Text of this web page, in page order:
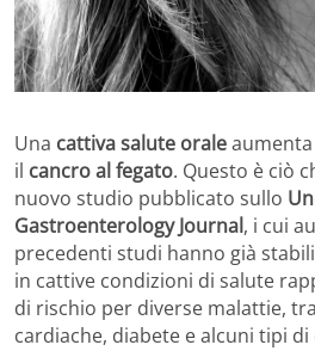
Una cattiva salute orale
il cancro al fegato. Questo è ciò
nuovo studio pubblicato sullo
Gastroenterology Journal, i cui
precedenti studi hanno già
in cattive condizioni di salute
di rischio per diverse malattie,
cardiache, diabete e alcuni tipi di